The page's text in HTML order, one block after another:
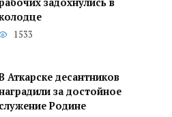
задохнулись в
1533
Аткарске десантников
за достойное
служение Родине